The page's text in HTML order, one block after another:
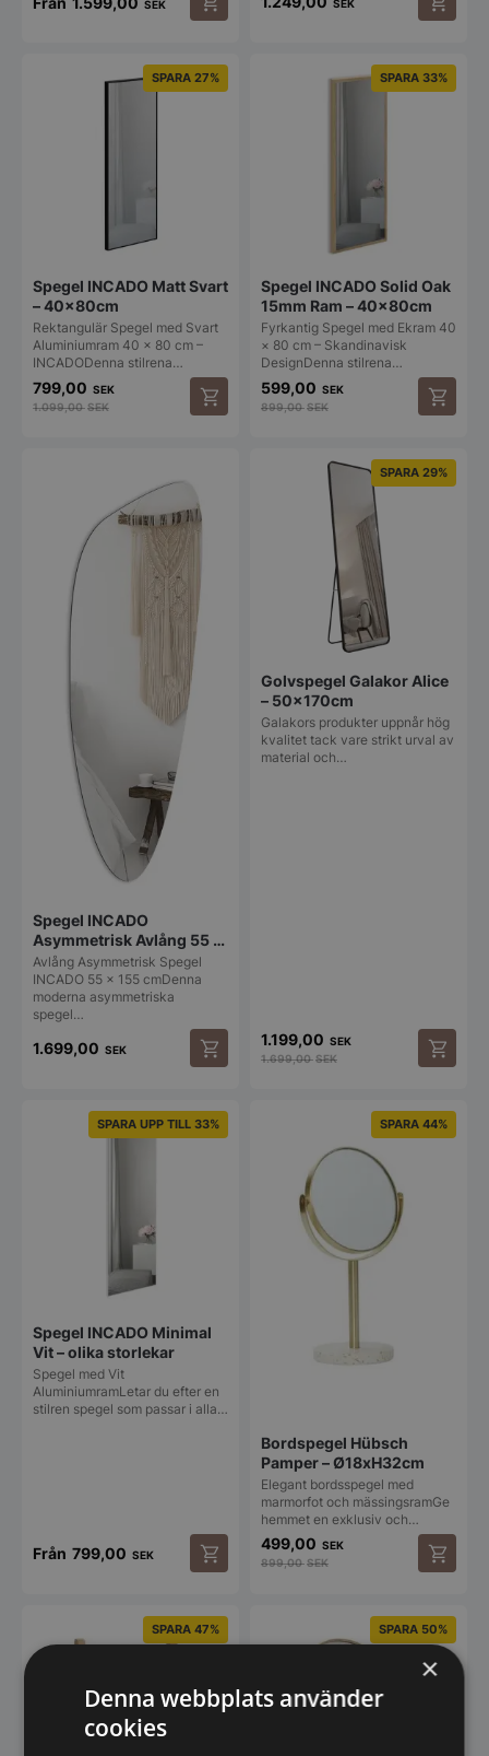
SEK
produkten
har
SEK
SPARA 27%
Spegel INCADO Matt Svart
– 40x80cm
Rektangulär Spegel med Svart
Aluminiumram 40 × 80 cm –
INCADODenna stilrena…
799,00 SEK
1.099,00SEK
SPARA 33%
Spegel INCADO Solid Oak
15mm Ram – 40x80cm
Fyrkantig Spegel med Ekram 40
× 80 cm – Skandinavisk
DesignDenna stilrena…
599,00 SEK
899,00SEK
Spegel INCADO
Asymmetrisk Avlång 55 ×
155
Avlång Asymmetrisk Spegel
INCADO 55 × 155 cmDenna
moderna asymmetriska
spegel…
1.699,00 SEK
SPARA 29%
Golvspegel Galakor Alice
– 50x170cm
Galakors produkter uppnår hög
kvalitet tack vare strikt urval av
material och…
1.199,00 SEK
1.699,00SEK
SPARA UPP TILL 33%
Spegel INCADO Minimal
Vit – olika storlekar
Spegel med Vit
AluminiumramLetar du efter en
stilren spegel som passar i alla…
Från 799,00 SEK
produkten
har
De
olika
SPARA 44%
Bordspegel Hübsch
Pamper – Ø18xH32cm
Elegant bordsspegel med
marmorfot och mässingsramGe
hemmet en exklusiv och…
499,00 SEK
899,00SEK
SPARA 47% SPARA 50%
×
Denna webbplats använder
cookies